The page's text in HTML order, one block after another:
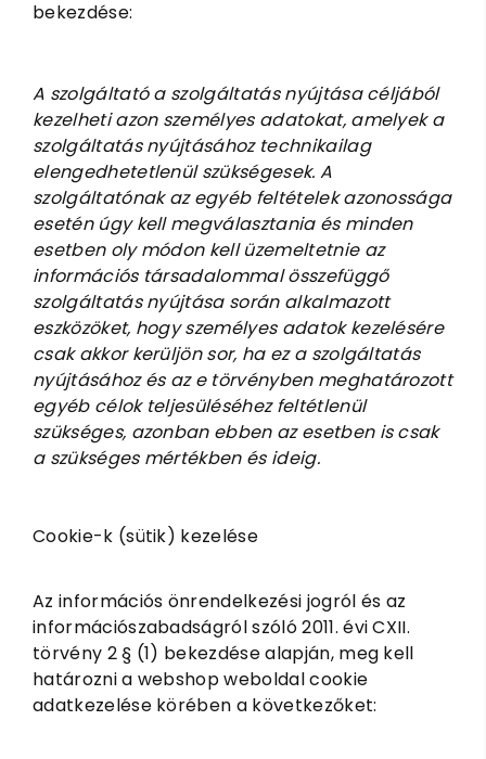
bekezdése:
A szolgáltató a szolgáltatás nyújtása céljából
kezelheti azon személyes adatokat, amelyek a
szolgáltatás nyújtásához technikailag
elengedhetetlenül szükségesek. A
szolgáltatónak az egyéb feltételek azonossága
esetén úgy kell megválasztania és minden
esetben oly módon kell üzemeltetnie az
információs társadalommal összefüggő
szolgáltatás nyújtása során alkalmazott
eszközöket, hogy személyes adatok kezelésére
csak akkor kerüljön sor, ha ez a szolgáltatás
nyújtásához és az e törvényben meghatározott
egyéb célok teljesüléséhez feltétlenül
szükséges, azonban ebben az esetben is csak
a szükséges mértékben és ideig.
Cookie-k (sütik) kezelése
Az információs önrendelkezési jogról és az
információszabadságról szóló 2011. évi CXII.
törvény 2 § (1) bekezdése alapján, meg kell
határozni a webshop weboldal cookie
adatkezelése körében a következőket: